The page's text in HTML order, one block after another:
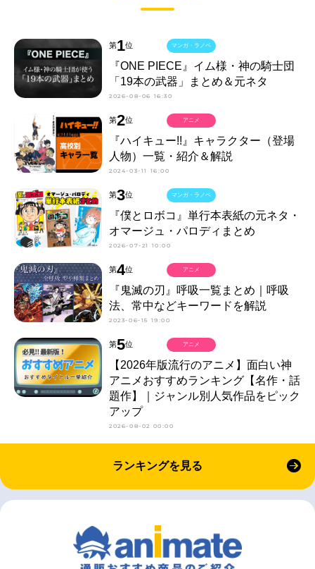
第1位
『ONE PIECE』イム様・神の騎士団
「19本の武器」まとめ＆元ネタ
2026-08-06 16:30
マンガ・ラノベ
第2位
『ハイキュー!!』キャラクター（登場
人物）一覧・紹介＆解説
2024-03-11 16:00
アニメ
第3位
『僕とロボコ』単行本表紙の元ネタ・
オマージュ・パロディまとめ
2026-07-21 10:00
マンガ・ラノベ
第4位
『鬼滅の刃』呼吸一覧まとめ｜呼吸
法、常中などキーワードを解説
2023-06-15 19:00
アニメ
第5位
【2026年版流行のアニメ】面白い神
アニメおすすめランキング【名作・話
題作】｜ジャンル別人気作品をピック
アップ
2026-08-02 00:00
アニメ
ランキングを見る